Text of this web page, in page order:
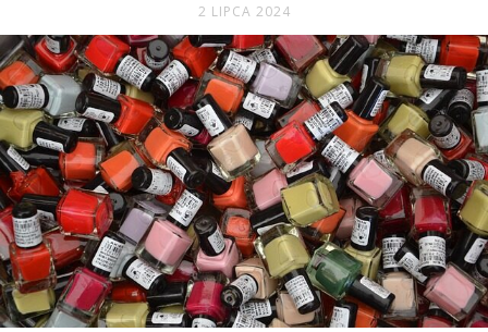
2 LIPCA 2024